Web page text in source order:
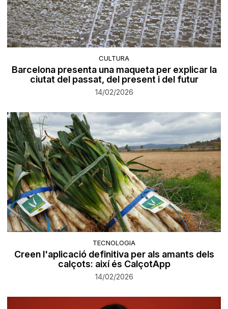
CULTURA
Barcelona presenta una maqueta per explicar la
ciutat del passat, del present i del futur
14/02/2026
TECNOLOGIA
Creen l'aplicació definitiva per als amants dels
calçots: així és CalçotApp
14/02/2026